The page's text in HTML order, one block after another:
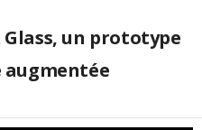
Glass, un prototype